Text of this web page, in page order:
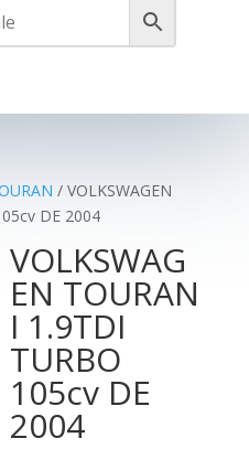
/ VOLKSWAGEN
DE 2004
VOLKSWAG
EN TOURAN
I 1.9TDI
TURBO
105cv DE
2004